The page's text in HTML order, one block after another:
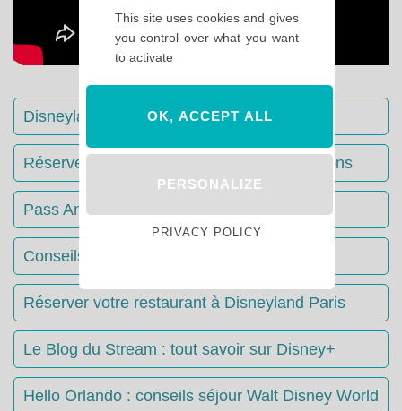
Disneyland Paris : Le guide complet
Réserver votre séjour : toutes les informations
Pass Annuels Disney : informations
Conseils & Astuces Disneyland Paris
Réserver votre restaurant à Disneyland Paris
Le Blog du Stream : tout savoir sur Disney+
Hello Orlando : conseils séjour Walt Disney World
This site uses cookies and gives
you control over what you want
to activate
OK, ACCEPT ALL
PERSONALIZE
PRIVACY POLICY